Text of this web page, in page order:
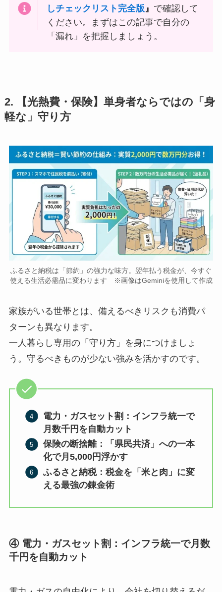
しチェックリスト完全版 』 で確認して
ください。まずはこの記事で自分の
「漏れ」を把握しましょう。
2. 【光熱費・保険】単身者ならではの「身
軽な」守り方
ふるさと納税は「節約」の強力な味方。翌年払う税金が、今すぐ
使える生活必需品に変わります ※画像はGeminiを使用して作成
家族がいる世帯とは、備えるべきリスクも消費パ
ターンも異なります。
一人暮らし専用の「守り方」を身につけましょ
う。守るべきものが少ない強みを活かすのです。
電力・ガスセット割：インフラ統一で
月数千円を自動カット
保険の断捨離：「県民共済」への一本
化で月5,000円浮かす
ふるさと納税：税金を「米と肉」に変
える最強の錬金術
④ 電力・ガスセット割：インフラ統一で月数
千円を自動カット